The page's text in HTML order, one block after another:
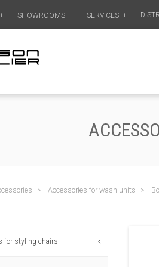
+ SHOWROOMS + SERVICES +
Accessories for wash units
for styling chairs